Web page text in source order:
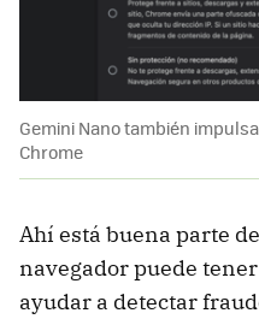
Gemini Nano también
Chrome
Ahí está buena parte
navegador puede
ayudar a detectar